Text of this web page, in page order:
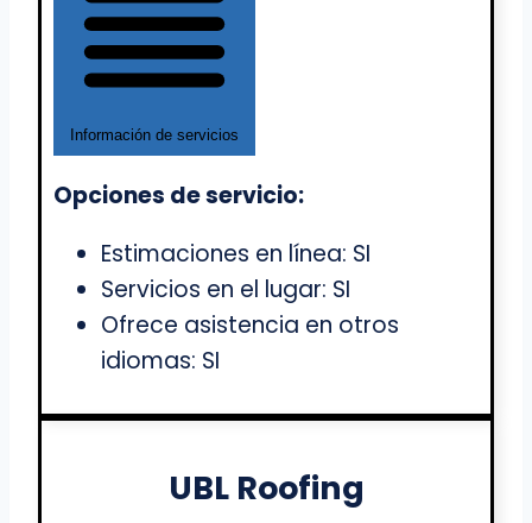
Información de servicios
Opciones de servicio:
Estimaciones en línea: SI
Servicios en el lugar: SI
Ofrece asistencia en otros
idiomas: SI
UBL Roofing